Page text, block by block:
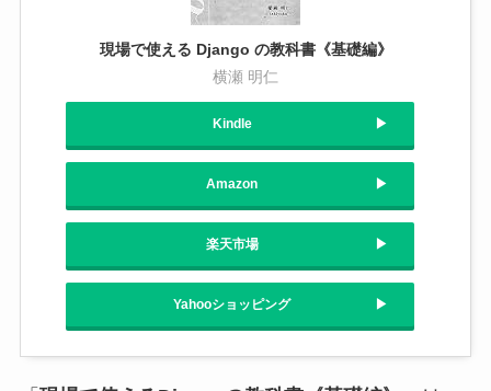
現場で使える Django の教科書《基礎編》
横瀬 明仁
Kindle
Amazon
楽天市場
Yahooショッピング